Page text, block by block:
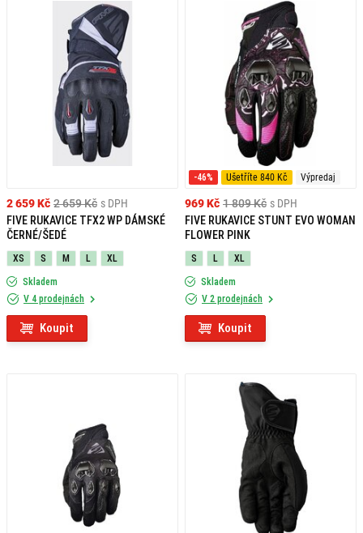
2 659 Kč
2 659 Kč
s DPH
FIVE RUKAVICE TFX2 WP DÁMSKÉ
ČERNÉ/ŠEDÉ
XS S M L XL
Skladem
V 4 prodejnách
Koupit
-46% Ušetříte 840 Kč Výpredaj
1 809 Kč
969 Kč
s DPH
FIVE RUKAVICE STUNT EVO WOMAN
FLOWER PINK
S L XL
Skladem
V 2 prodejnách
Koupit